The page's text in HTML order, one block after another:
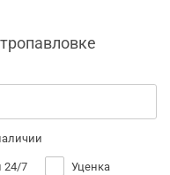
24/7 Уценка